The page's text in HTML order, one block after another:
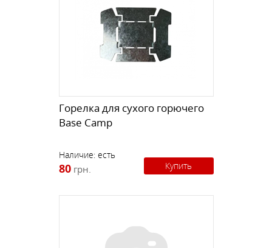
Горелка для сухого горючего
Base Camp
Наличие: есть
80 грн. Купить